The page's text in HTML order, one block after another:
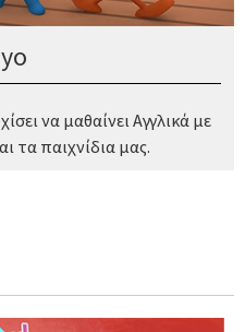
να μαθαίνει Αγγλικά με
τα παιχνίδια μας.